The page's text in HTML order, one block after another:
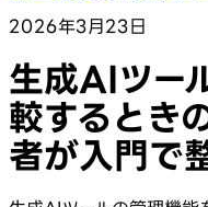
2026年3月23日
生成AIツー
較するとき
者が入門で